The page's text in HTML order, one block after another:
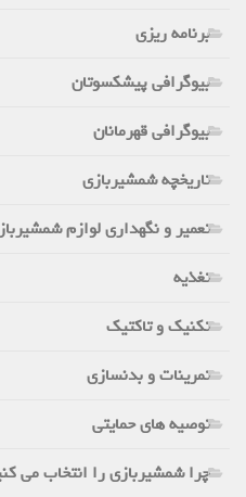
برنامه ریزی
بیوگرافی پیشکسوتان
بیوگرافی قهرمانان
تاریخچه شمشیربازی
تعمیر و نگهداری لوازم شمشیربازی
تغذیه
تکنیک و تاکتیک
تمرینات و بدنسازی
توصیه های حمایتی
چرا شمشیربازی را انتخاب می کنیم